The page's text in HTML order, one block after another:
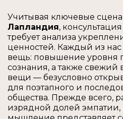
Учитывая ключевые
Лапландия,
требует анализа
ценностей. Каждый из
вещь: повышение уровня
сознания, а также
вещи — безусловно
для поэтапного и
общества. Прежде всего,
изрядной долей эмпатии,